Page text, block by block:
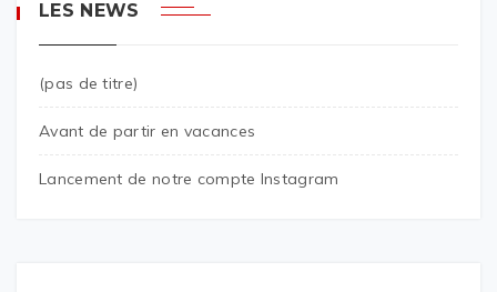
LES NEWS
(pas de titre)
Avant de partir en vacances
Lancement de notre compte Instagram